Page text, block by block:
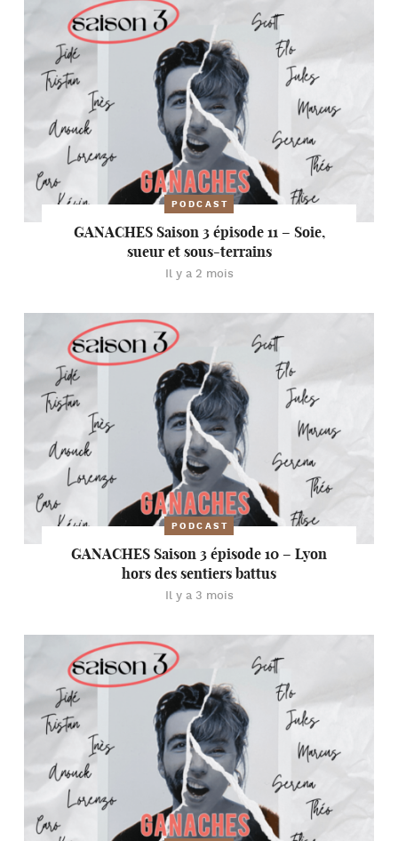
PODCAST
GANACHES Saison 3 épisode 11 – Soie,
sueur et sous-terrains
Il y a 2 mois
PODCAST
GANACHES Saison 3 épisode 10 – Lyon
hors des sentiers battus
Il y a 3 mois